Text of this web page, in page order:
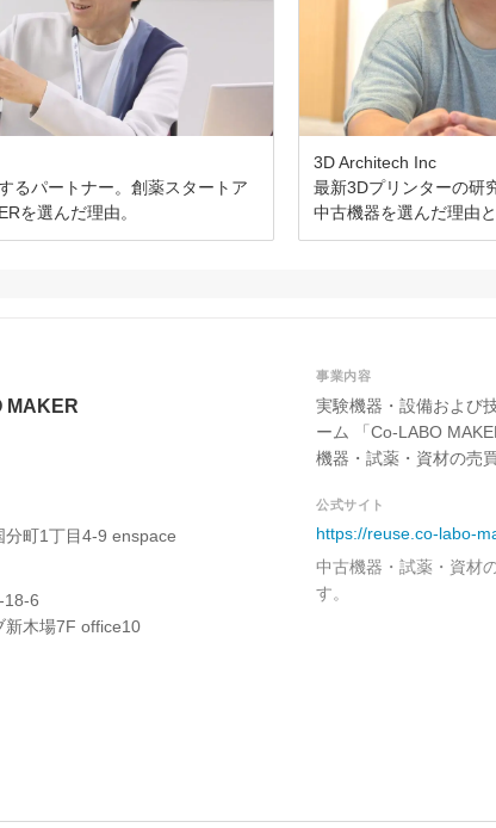
るパートナー。創薬スタートア
を選んだ理由。
3D Architech Inc
最新3Dプリンターの研
中古機器を選んだ理由
MAKER
町1丁目4-9 enspace
18-6
新木場7F office10
事業内容
実験機器・設備および
ーム 「Co-LABO
機器・試薬・資材の売買
公式サイト
https://reuse.co-labo-
中古機器・試薬・資材
す。